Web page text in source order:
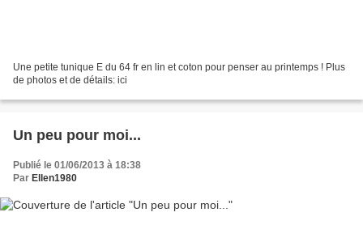
Une petite tunique E du 64 fr en lin et coton pour penser au printemps ! Plus
de photos et de détails: ici
Un peu pour moi...
Publié le 01/06/2013 à 18:38
Par Ellen1980